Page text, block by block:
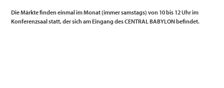
Die Märkte finden einmal im Monat (immer samstags)von 10 bis 12 Uhrim
Konferenzsaal statt, der sich am Eingang des CENTRAL BABYLON befindet.